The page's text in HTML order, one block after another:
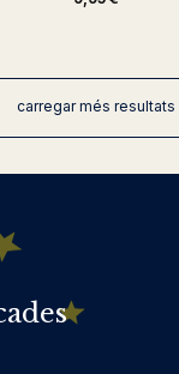
carregar més resultats